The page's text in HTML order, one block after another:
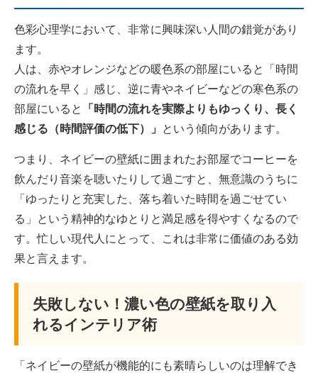
色彩心理学において、非常に興味深い人間の錯覚があり
ます。
人は、赤やオレンジなどの暖色系の部屋にいると「時間
の流れを早く」感じ、逆に青やネイビーなどの寒色系の
部屋にいると
「時間の流れを実際よりもゆっくり、長く
感じる（時間評価の低下）」
という傾向があります。
つまり、ネイビーの壁紙に囲まれたお部屋でコーヒーを
飲んだり音楽を聴いたりして過ごすと、無意識のうちに
「ゆったりと充実した、落ち着いた時間を過ごせてい
る」という精神的なゆとりと満足感を得やすくなるので
す。忙しい現代人にとって、これは非常に価値のある効
果と言えます。
失敗しない！濃い色の壁紙を取り入
れるインテリア術
「ネイビーの壁紙が機能的にも素晴らしいのは理解でき